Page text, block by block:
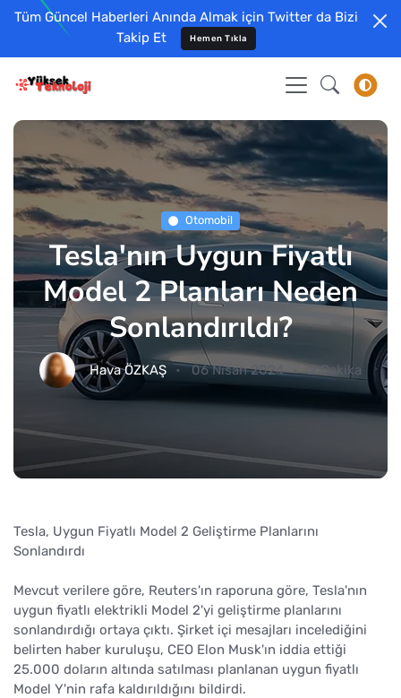
Tüm Güncel Haberleri Anında Almak için Twitter da Bizi
Takip Et
Hemen Tıkla
Otomobil
Tesla'nın Uygun Fiyatlı
Model 2 Planları Neden
Sonlandırıldı?
Hava ÖZKAŞ 06 Nisan 2024 2 Dakika
Tesla, Uygun Fiyatlı Model 2 Geliştirme Planlarını
Sonlandırdı
Mevcut verilere göre, Reuters'ın raporuna göre, Tesla'nın
uygun fiyatlı elektrikli Model 2'yi geliştirme planlarını
sonlandırdığı ortaya çıktı. Şirket içi mesajları incelediğini
belirten haber kuruluşu, CEO Elon Musk'ın iddia ettiği
25.000 doların altında satılması planlanan uygun fiyatlı
Model Y'nin rafa kaldırıldığını bildirdi.